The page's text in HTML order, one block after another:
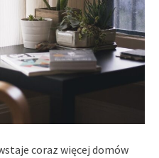
coraz więcej domów